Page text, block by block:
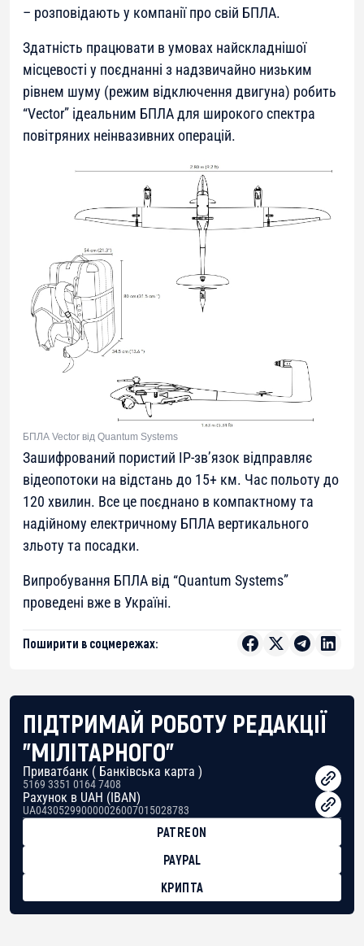
– розповідають у компанії про свій БПЛА.
Здатність працювати в умовах найскладнішої
місцевості у поєднанні з надзвичайно низьким
рівнем шуму (режим відключення двигуна) робить
“Vector” ідеальним БПЛА для широкого спектра
повітряних неінвазивних операцій.
БПЛА Vector від Quantum Systems
Зашифрований пористий IP-зв’язок відправляє
відеопотоки на відстань до 15+ км. Час польоту до
120 хвилин. Все це поєднано в компактному та
надійному електричному БПЛА вертикального
зльоту та посадки.
Випробування БПЛА від “Quantum Systems”
проведені вже в Україні.
Поширити в соцмережах:
ПІДТРИМАЙ РОБОТУ РЕДАКЦІЇ
"МІЛІТАРНОГО"
Приватбанк ( Банківська карта )
5169 3351 0164 7408
Рахунок в UAH (IBAN)
UA043052990000026007015028783
PATREON
PAYPAL
КРИПТА